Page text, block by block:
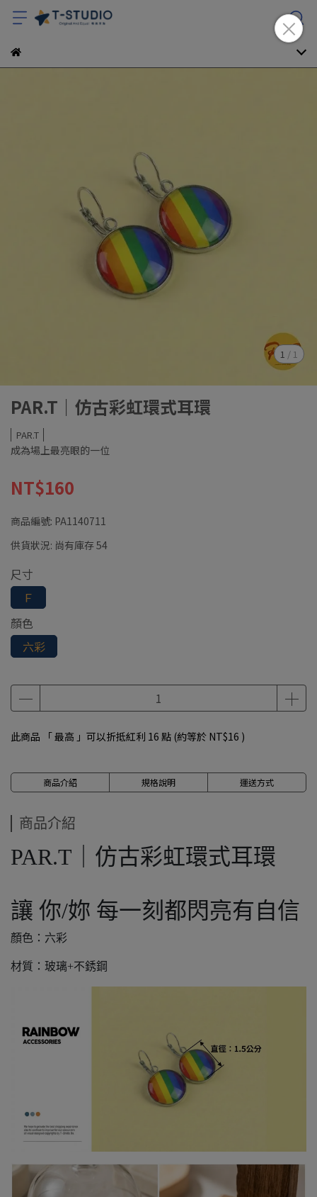
1 / 1
PAR.T｜仿古彩虹環式耳環
PAR.T
成為場上最亮眼的一位
NT$160
商品編號: PA1140711
供貨狀況: 尚有庫存 54
尺寸
Ｆ
顏色
六彩
此商品 「 最高 」可以折抵紅利 16 點 (約等於 NT$16 )
商品介紹 規格說明 運送方式
商品介紹
PAR.T｜仿古彩虹環式耳環
讓 你/妳 每一刻都閃亮有自信
顏色：六彩
材質：玻璃+不銹鋼